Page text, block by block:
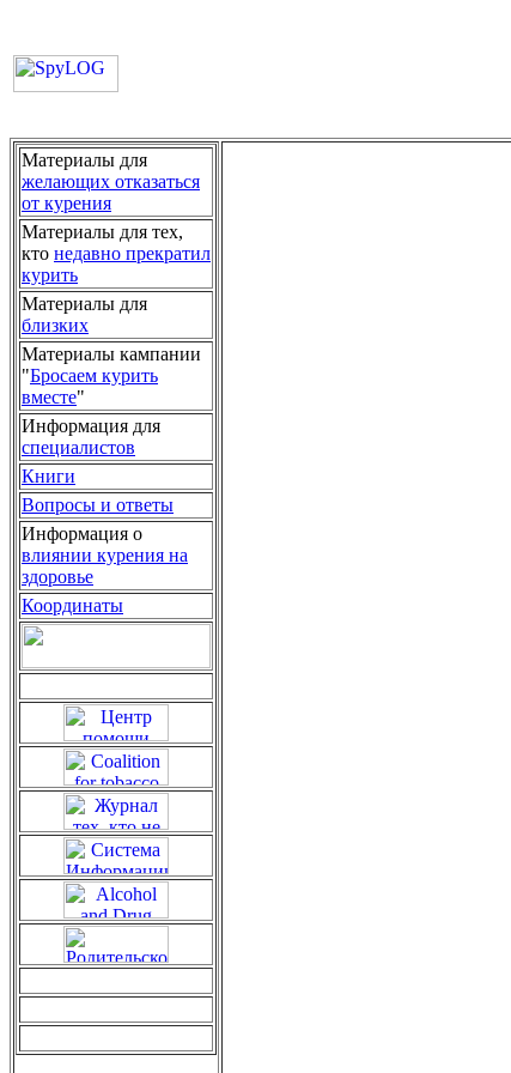
Материалы для
желающих отказаться
от курения
Материалы для тех,
кто недавно прекратил
курить
Материалы для
близких
Материалы кампании
"Бросаем курить
вместе"
Информация для
специалистов
Книги
Вопросы и ответы
Информация о
влиянии курения на
здоровье
Координаты